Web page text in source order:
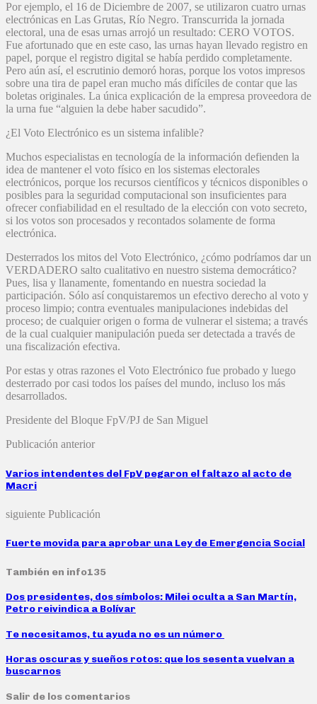
Por ejemplo, el 16 de Diciembre de 2007, se utilizaron cuatro urnas
electrónicas en Las Grutas, Río Negro. Transcurrida la jornada
electoral, una de esas urnas arrojó un resultado: CERO VOTOS.
Fue afortunado que en este caso, las urnas hayan llevado registro en
papel, porque el registro digital se había perdido completamente.
Pero aún así, el escrutinio demoró horas, porque los votos impresos
sobre una tira de papel eran mucho más difíciles de contar que las
boletas originales. La única explicación de la empresa proveedora de
la urna fue “alguien la debe haber sacudido”.
¿El Voto Electrónico es un sistema infalible?
Muchos especialistas en tecnología de la información defienden la
idea de mantener el voto físico en los sistemas electorales
electrónicos, porque los recursos científicos y técnicos disponibles o
posibles para la seguridad computacional son insuficientes para
ofrecer confiabilidad en el resultado de la elección con voto secreto,
si los votos son procesados y recontados solamente de forma
electrónica.
Desterrados los mitos del Voto Electrónico, ¿cómo podríamos dar un
VERDADERO salto cualitativo en nuestro sistema democrático?
Pues, lisa y llanamente, fomentando en nuestra sociedad la
participación. Sólo así conquistaremos un efectivo derecho al voto y
proceso limpio; contra eventuales manipulaciones indebidas del
proceso; de cualquier origen o forma de vulnerar el sistema; a través
de la cual cualquier manipulación pueda ser detectada a través de
una fiscalización efectiva.
Por estas y otras razones el Voto Electrónico fue probado y luego
desterrado por casi todos los países del mundo, incluso los más
desarrollados.
Presidente del Bloque FpV/PJ de San Miguel
Publicación anterior
Varios intendentes del FpV pegaron el faltazo al acto de
Macri
siguiente Publicación
Fuerte movida para aprobar una Ley de Emergencia Social
También en info135
Dos presidentes, dos símbolos: Milei oculta a San Martín,
Petro reivindica a Bolívar
Te necesitamos, tu ayuda no es un número
Horas oscuras y sueños rotos: que los sesenta vuelvan a
buscarnos
Salir de los comentarios